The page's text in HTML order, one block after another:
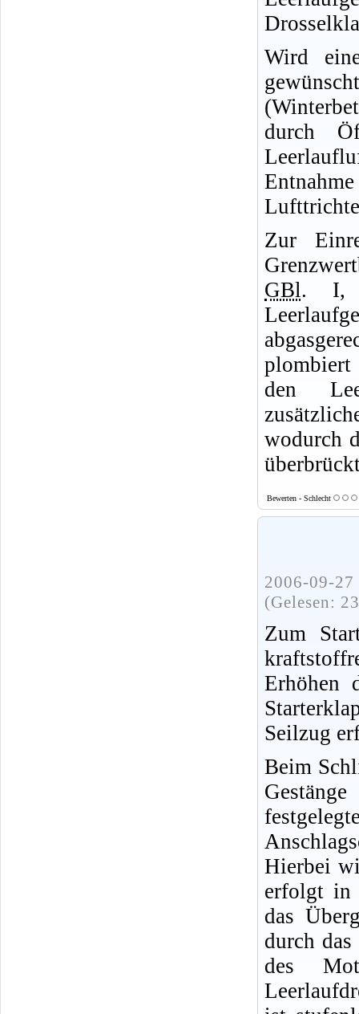
Wird
durch
Zur
GBl. I,
den
wodurch
Bewerten - Schlecht
2006-09-
(Gelesen:
Zum
Erhöhen
Seilzug
Beim
Hierbei
erfolgt in
das
durch
des